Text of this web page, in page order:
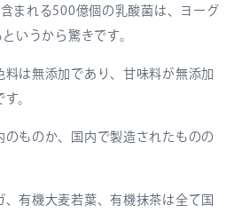
まれる500億個の乳酸菌は、ヨーグ
いうから驚きです。
は無添加であり、甘味料が無添加
。
ものか、国内で製造されたものの
有機大麦若葉、有機抹茶は全て国